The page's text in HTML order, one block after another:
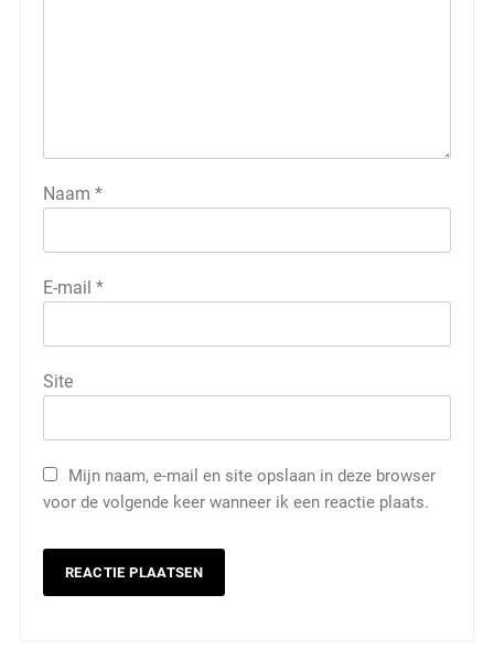
Naam *
E-mail *
Site
Mijn naam, e-mail en site opslaan in deze browser
voor de volgende keer wanneer ik een reactie plaats.